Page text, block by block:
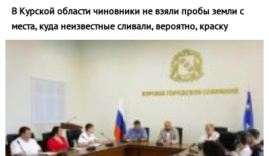
В Курской области чиновники не взяли пробы земли с
места, куда неизвестные сливали, вероятно, краску